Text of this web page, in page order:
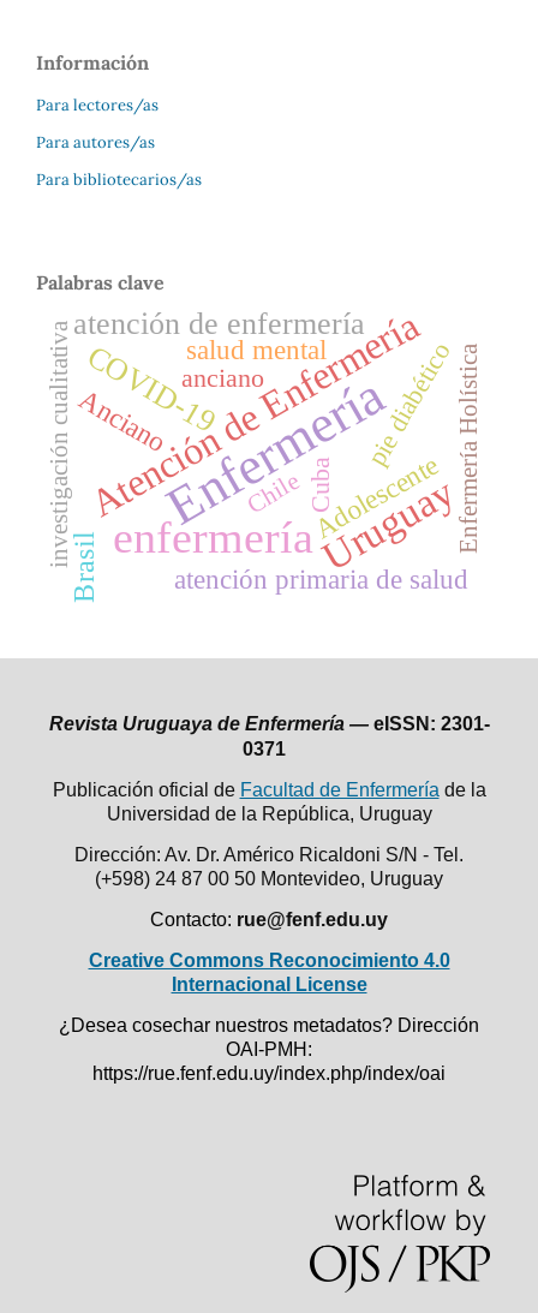
Información
Para lectores/as
Para autores/as
Para bibliotecarios/as
Palabras clave
Enfermería
enfermeríaUruguay
Atención de Enfermería
atención de enfermería
COVID-19
Brasil
Adolescente
atención primaria de salud
Anciano
salud mental pie diabético
Cuba
anciano
investigación cualitativa Enfermería Holística
Chile
Revista Uruguaya de Enfermería — eISSN: 2301-
0371
Publicación oficial de Facultad de Enfermería de la
Universidad de la República, Uruguay
Dirección: Av. Dr. Américo Ricaldoni S/N - Tel.
(+598) 24 87 00 50 Montevideo, Uruguay
Contacto: rue@fenf.edu.uy
Creative Commons Reconocimiento 4.0
Internacional License
¿Desea cosechar nuestros metadatos? Dirección
OAI-PMH:
https://rue.fenf.edu.uy/index.php/index/oai